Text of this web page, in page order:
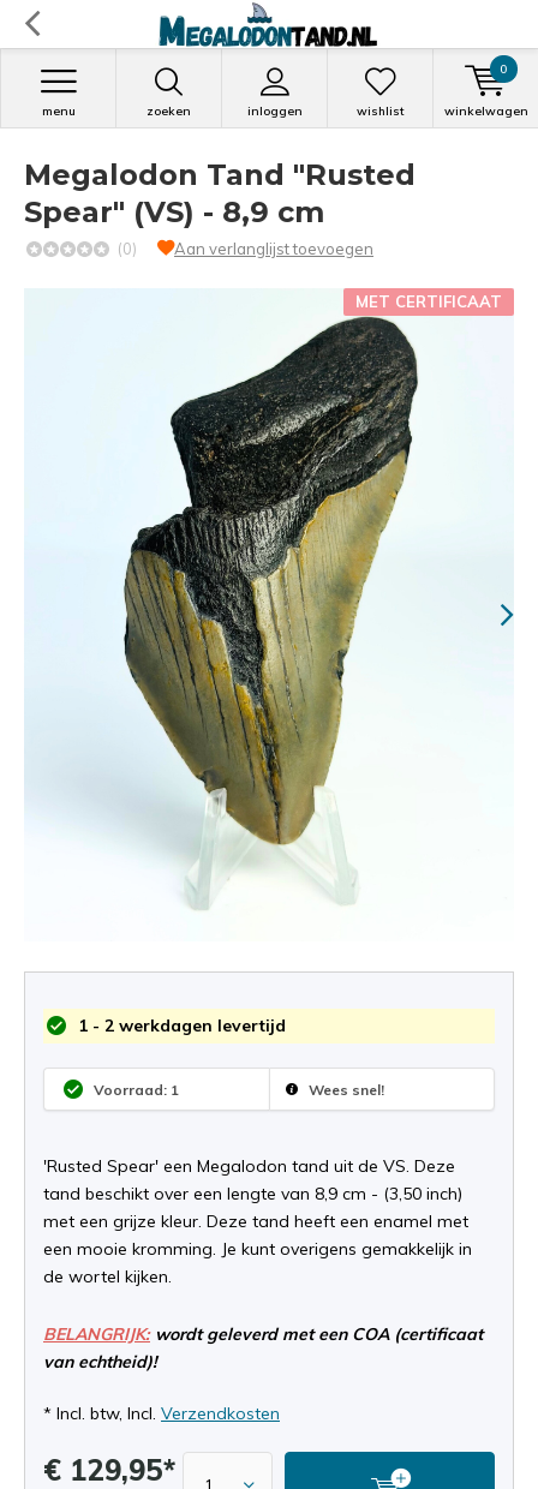
zoeken inloggen
menu wishlist winkelwagen
0
Megalodon Tand "Rusted
Spear" (VS) - 8,9 cm
(0) Aan verlanglijst toevoegen
MET CERTIFICAAT
1 - 2 werkdagen levertijd
Voorraad: 1 Wees snel!
'Rusted Spear' een Megalodon tand uit de VS. Deze
tand beschikt over een lengte van 8,9 cm - (3,50 inch)
met een grijze kleur. Deze tand heeft een enamel met
een mooie kromming. Je kunt overigens gemakkelijk in
de wortel kijken.
BELANGRIJK:wordt geleverd met een COA (certificaat
van echtheid)!
* Incl. btw, Incl. Verzendkosten
€ 129,95*